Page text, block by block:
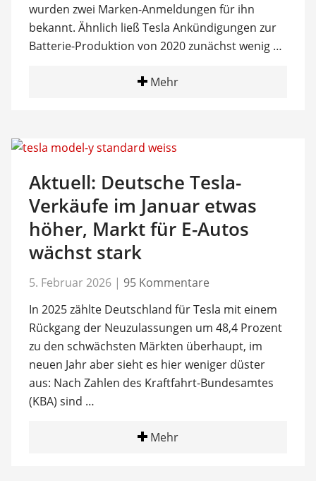
wurden zwei Marken-Anmeldungen für ihn
bekannt. Ähnlich ließ Tesla Ankündigungen zur
Batterie-Produktion von 2020 zunächst wenig …
Mehr
Aktuell: Deutsche Tesla-
Verkäufe im Januar etwas
höher, Markt für E-Autos
wächst stark
5. Februar 2026 | 95 Kommentare
In 2025 zählte Deutschland für Tesla mit einem
Rückgang der Neuzulassungen um 48,4 Prozent
zu den schwächsten Märkten überhaupt, im
neuen Jahr aber sieht es hier weniger düster
aus: Nach Zahlen des Kraftfahrt-Bundesamtes
(KBA) sind …
Mehr